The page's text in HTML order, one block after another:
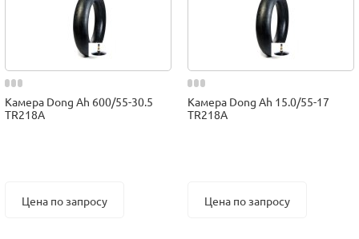
Камера Dong Ah 600/55-30.5
TR218A
Цена по запросу
Камера Dong Ah 15.0/55-17
TR218A
Цена по запросу